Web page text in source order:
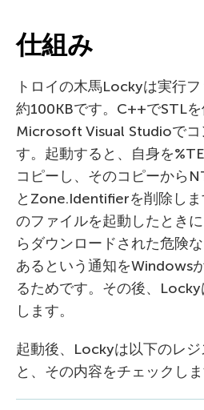
仕組み
トロイの木馬Lockyは実行
約100KBです。C++でSTLを
Microsoft Visual Studioでコ
す。起動すると、自身を
コピーし、そのコピーから
とZone.Identifierを削除し
のファイルを起動したとき
らダウンロードされた危険
あるという通知をWindows
るためです。その後、Locky
します。
起動後、Lockyは以下のレ
と、その内容をチェックしま